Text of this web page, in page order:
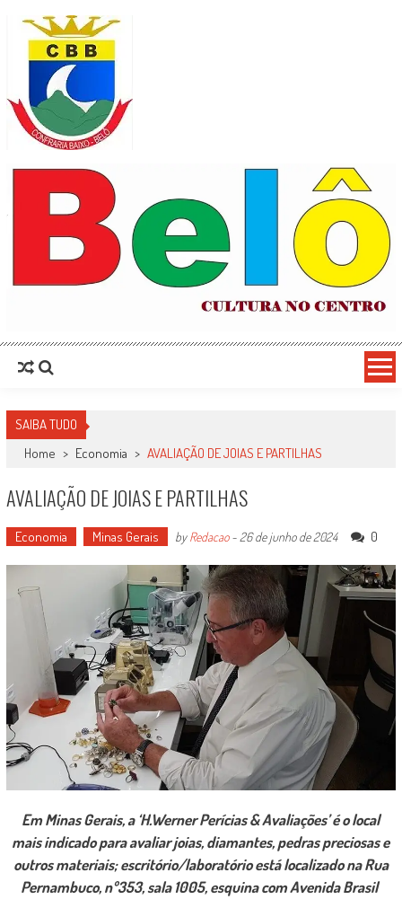
SAIBA TUDO
Home > Economia > AVALIAÇÃO DE JOIAS E PARTILHAS
AVALIAÇÃO DE JOIAS E PARTILHAS
Economia Minas Gerais byRedacao- 26 de junho de 2024 0
Em Minas Gerais, a ‘H.Werner Perícias & Avaliações’ é o local
mais indicado para avaliar joias, diamantes, pedras preciosas e
outros materiais; escritório/laboratório está localizado na Rua
Pernambuco, nº353, sala 1005, esquina com Avenida Brasil